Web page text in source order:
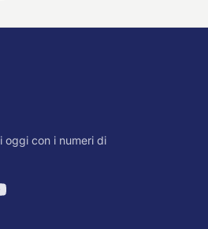
oggi con i numeri di